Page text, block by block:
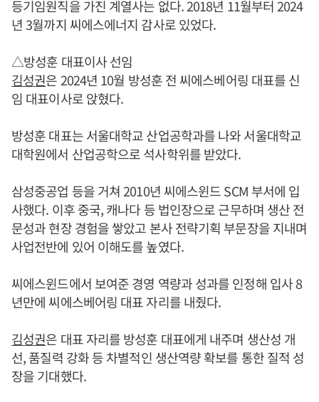
등기임원직을 가진 계열사는 없다. 2018년 11월부터 2024
년 3월까지 씨에스에너지 감사로 있었다.
△방성훈 대표이사 선임
김성권은 2024년 10월 방성훈 전 씨에스베어링 대표를 신
임 대표이사로 앉혔다.
방성훈 대표는 서울대학교 산업공학과를 나와 서울대학교
대학원에서 산업공학으로 석사학위를 받았다.
삼성중공업 등을 거쳐 2010년 씨에스윈드 SCM 부서에 입
사했다. 이후 중국, 캐나다 등 법인장으로 근무하며 생산 전
문성과 현장 경험을 쌓았고 본사 전략기획 부문장을 지내며
사업전반에 있어 이해도를 높였다.
씨에스윈드에서 보여준 경영 역량과 성과를 인정해 입사 8
년만에 씨에스베어링 대표 자리를 내줬다.
김성권은 대표 자리를 방성훈 대표에게 내주며 생산성 개
선, 품질력 강화 등 차별적인 생산역량 확보를 통한 질적 성
장을 기대했다.